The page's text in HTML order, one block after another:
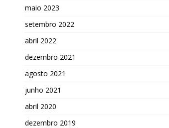
maio 2023
setembro 2022
abril 2022
dezembro 2021
agosto 2021
junho 2021
abril 2020
dezembro 2019